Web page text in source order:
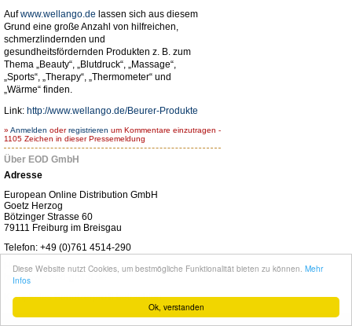
Ok, verstanden
Diese Website nutzt Cookies, um bestmögliche Funktionalität bieten zu können. Mehr
Infos
Aufwww.wellango.de lassen sich aus diesem
Grund eine große Anzahl von hilfreichen,
schmerzlindernden und
gesundheitsfördernden Produkten z. B. zum
Thema „Beauty“, „Blutdruck“, „Massage“,
„Sports“, „Therapy“, „Thermometer“ und
„Wärme“ finden.
Link: http://www.wellango.de/Beurer-Produkte
» Anmelden oderregistrieren um Kommentare einzutragen -
1105 Zeichen in dieser Pressemeldung
Über EOD GmbH
Adresse
European Online Distribution GmbH
Goetz Herzog
Bötzinger Strasse 60
79111 Freiburg im Breisgau
Telefon: +49 (0)761 4514-290
Homepage
http://www.eod-gmbh.de
Komplettes Benutzerprofil betrachten
© seit 2004Narres Open Web Solutions- Powered byDrupal PHP Framework